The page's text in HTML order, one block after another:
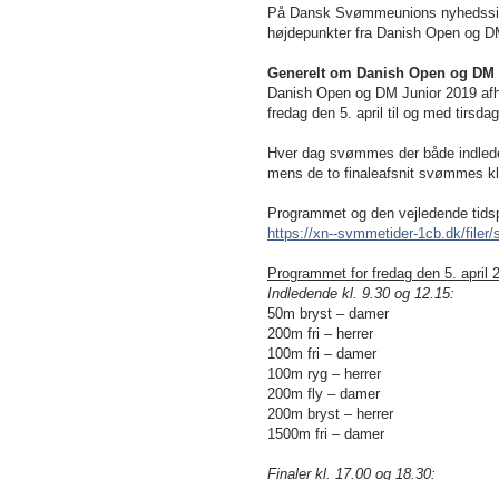
På Dansk Svømmeunions
højdepunkter fra Danish Open og
Generelt om Danish Open og
Danish Open og DM Junior 2019
fredag den 5. april til og med
Hver dag svømmes der både
mens de to finaleafsnit svømmes
Programmet og den vejledende
https://xn--svmmetider-1cb.dk/filer/
Programmet for fredag den 5. april
Indledende kl. 9.30 og 12.15:
50m bryst – damer
200m fri – herrer
100m fri – damer
100m ryg – herrer
200m fly – damer
200m bryst – herrer
1500m fri – damer
Finaler kl. 17.00 og 18.30: